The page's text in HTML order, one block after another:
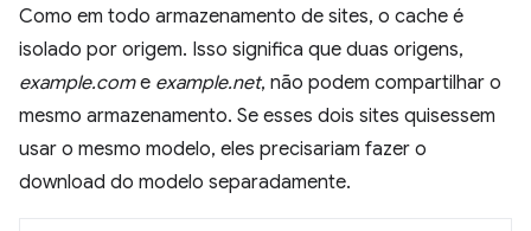
Como em todo armazenamento de sites, o cache é
isolado por origem. Isso significa que duas origens,
example.come example.net, não podem compartilhar o
mesmo armazenamento. Se esses dois sites quisessem
usar o mesmo modelo, eles precisariam fazer o
download do modelo separadamente.